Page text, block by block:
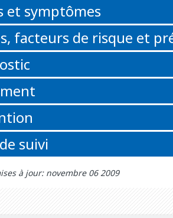
et symptômes
facteurs de risque et
suivi
à jour: novembre 06 2009